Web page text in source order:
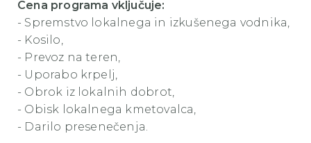
Cena programa vključuje:
- Spremstvo lokalnega in izkušenega vodnika,
- Kosilo,
- Prevoz na teren,
- Uporabo krpelj,
- Obrok iz lokalnih dobrot,
- Obisk lokalnega kmetovalca,
- Darilo presenečenja.